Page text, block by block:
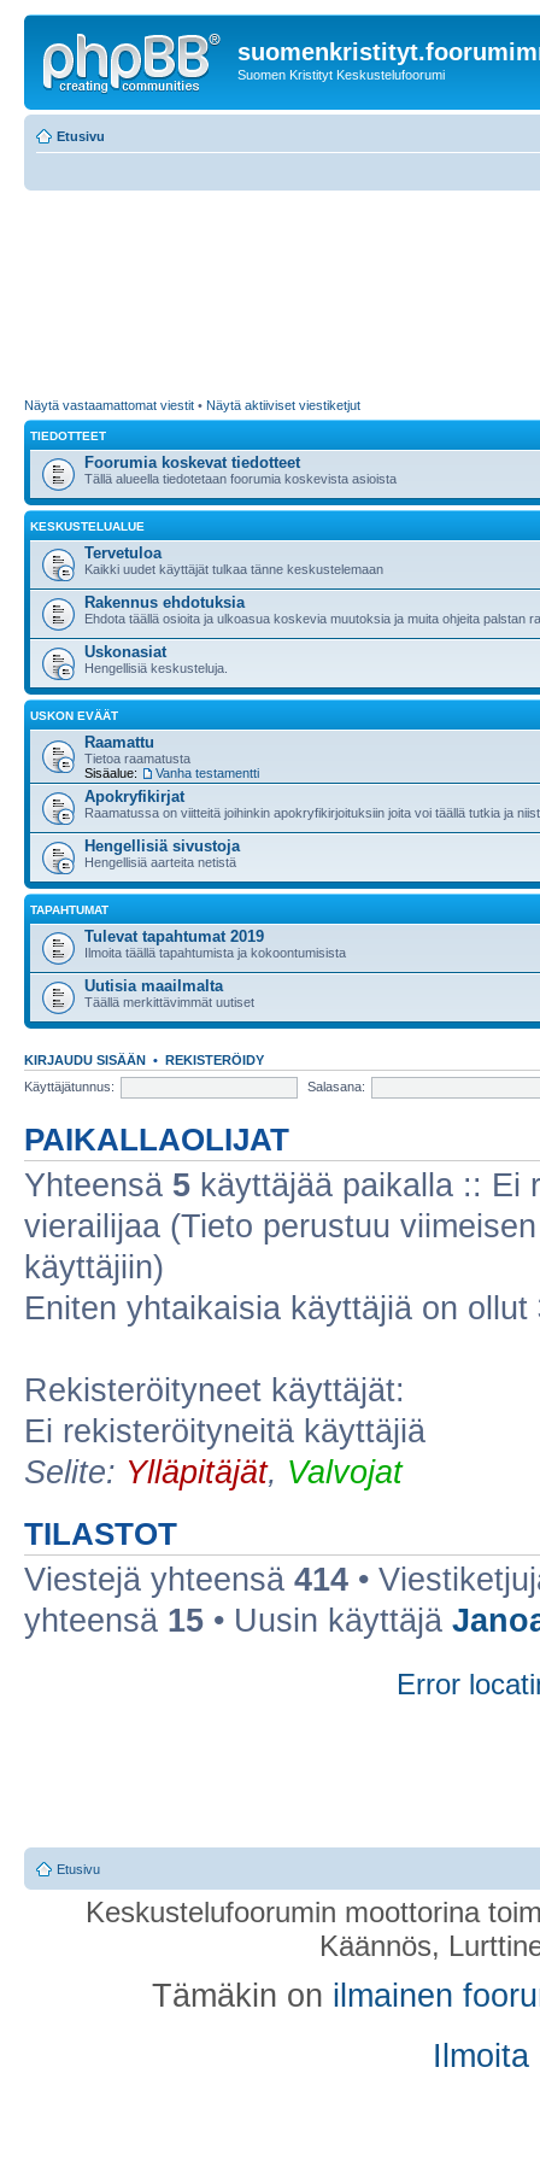
Suomen Kristityt Keskustelufoorumi
Etusivu
Näytä vastaamattomat viestit • Näytä aktiiviset viestiketjut
TIEDOTTEET
Foorumia koskevat tiedotteet
Tällä alueella tiedotetaan foorumia koskevista asioista
KESKUSTELUALUE
Tervetuloa
Kaikki uudet käyttäjät tulkaa tänne keskustelemaan
Rakennus ehdotuksia
Ehdota täällä osioita ja ulkoasua koskevia muutoksia ja muita ohjeita palstan
Uskonasiat
Hengellisiä keskusteluja.
USKON EVÄÄT
Raamattu
Tietoa raamatusta
Sisäalue:
Vanha testamentti
Apokryfikirjat
Raamatussa on viitteitä joihinkin apokryfikirjoituksiin joita voi täällä tutkia ja
Hengellisiä sivustoja
Hengellisiä aarteita netistä
TAPAHTUMAT
Tulevat tapahtumat 2019
Ilmoita täällä tapahtumista ja kokoontumisista
Uutisia maailmalta
Täällä merkittävimmät uutiset
KIRJAUDU SISÄÄN • REKISTERÖIDY
Käyttäjätunnus:
Salasana:
PAIKALLAOLIJAT
Yhteensä 5 käyttäjää paikalla :: Ei
vierailijaa (Tieto perustuu
käyttäjiin)
Eniten yhtaikaisia käyttäjiä on ollut
Rekisteröityneet käyttäjät:
Ei rekisteröityneitä käyttäjiä
Selite: Ylläpitäjät, Valvojat
TILASTOT
Viestejä yhteensä 414 •
yhteensä 15 • Uusin käyttäjä
Error
Etusivu
Keskustelufoorumin moottorina
Käännös,
Tämäkin on ilmainen